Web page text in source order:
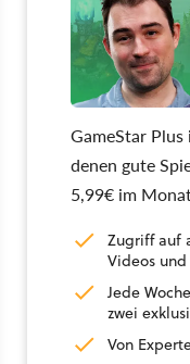
GameStar
denen gute
5,99€ im
Zugriff auf
Videos
Jede
zwei
Von